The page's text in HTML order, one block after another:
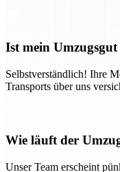
Ist mein
Selbstverständlich! Ihre
Transports über uns
Wie läuft der
Unser Team erscheint